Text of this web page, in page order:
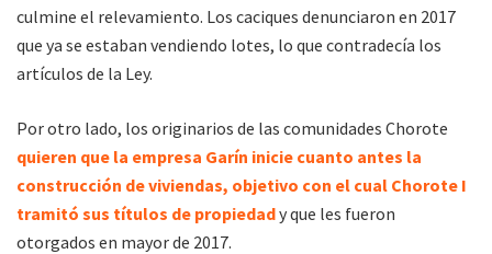
culmine el relevamiento. Los caciques denunciaron en 2017
que ya se estaban vendiendo lotes, lo que contradecía los
artículos de la Ley.
Por otro lado, los originarios de las comunidades Chorote
quieren que la empresa Garín inicie cuanto antes la
construcción de viviendas, objetivo con el cual Chorote I
tramitó sus títulos de propiedady que les fueron
otorgados en mayor de 2017.